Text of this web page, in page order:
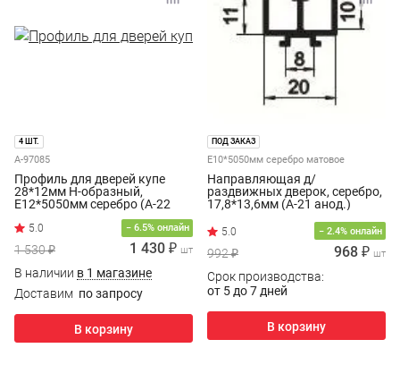
4 ШТ.
A-97085
Профиль для дверей купе
28*12мм H-образный,
Е12*5050мм серебро (А-22
− 6.5% онлайн
1 530 ₽ 1 430 ₽ шт
В наличии в 1 магазине
Доставим по запросу
В корзину
ПОД ЗАКАЗ
Е10*5050мм серебро матовое
Направляющая д/
раздвижных дверок, серебро,
17,8*13,6мм (А-21 анод.)
− 2.4% онлайн
992 ₽ 968 ₽ шт
Срок производства:
от 5 до 7 дней
В корзину